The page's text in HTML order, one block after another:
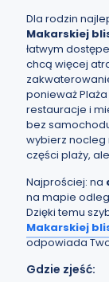
Dla rodzin
Makarskiej
łatwym
chcą więcej
ponieważ
restauracje i
bez
wybierz nocleg
części plaży,
Najprościej: na
na mapie
Dzięki temu
Makarskiej
odpowiada
Gdzie zjeść: